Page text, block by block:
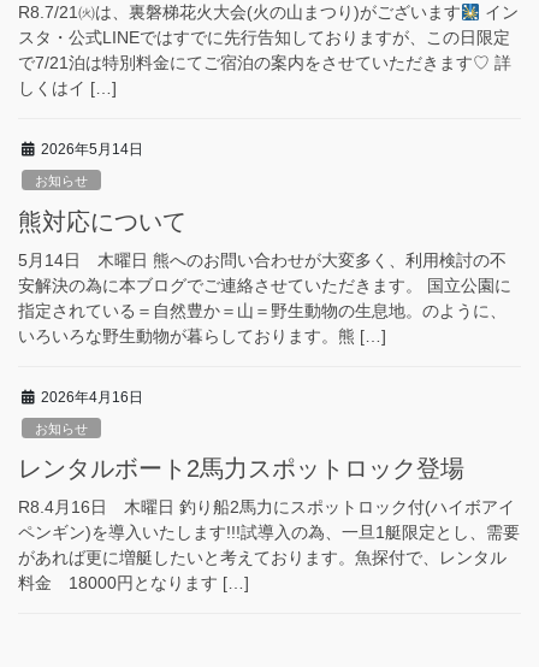
R8.7/21㈫は、裏磐梯花火大会(火の山まつり)がございます
イン
スタ・公式LINEではすでに先行告知しておりますが、この日限定
で7/21泊は特別料金にてご宿泊の案内をさせていただきます♡ 詳
しくはイ […]
2026年5月14日
お知らせ
熊対応について
5月14日 木曜日 熊へのお問い合わせが大変多く、利用検討の不
安解決の為に本ブログでご連絡させていただきます。 国立公園に
指定されている＝自然豊か＝山＝野生動物の生息地。のように、
いろいろな野生動物が暮らしております。熊 […]
2026年4月16日
お知らせ
レンタルボート2馬力スポットロック登場
R8.4月16日 木曜日 釣り船2馬力にスポットロック付(ハイボアイ
ペンギン)を導入いたします!!!試導入の為、一旦1艇限定とし、需要
があれば更に増艇したいと考えております。魚探付で、レンタル
料金 18000円となります […]